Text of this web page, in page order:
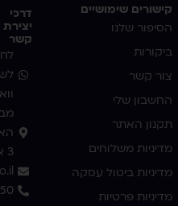
קישורים שימושיים
הסיפור שלנו
ביקורות
צור קשר
החשבון שלי
תקנון האתר
מדיניות משלוחים
מדיניות ביטול עסקה
מדיניות פרטיות
דרכי
יצירת
קשר
3 אשדוד